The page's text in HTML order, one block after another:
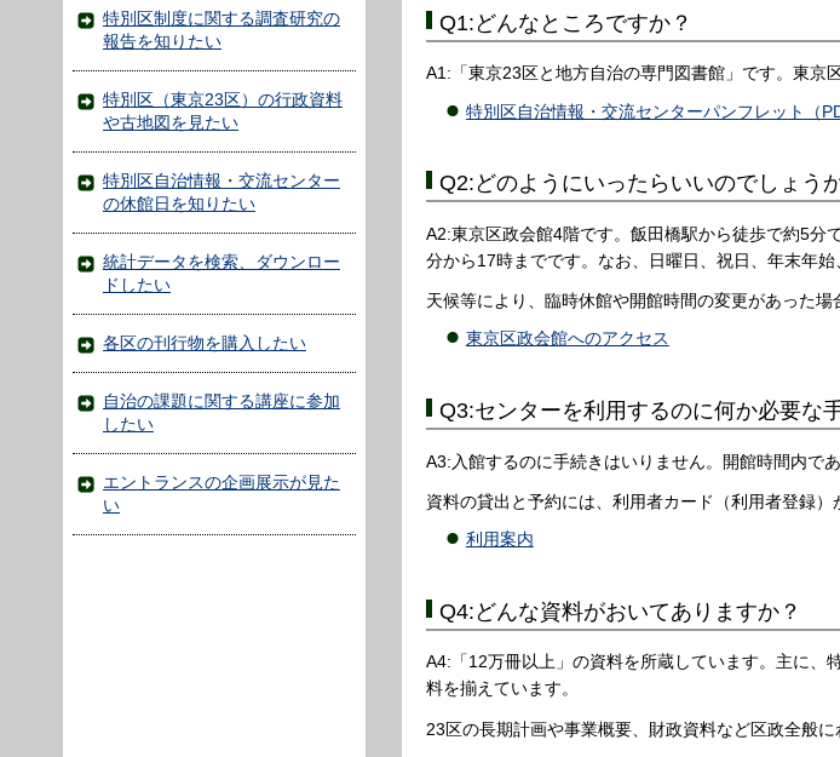
特別区制度に関する調査研究の
報告を知りたい
特別区（東京23区）の行政資料
や古地図を見たい
特別区自治情報・交流センター
の休館日を知りたい
統計データを検索、ダウンロー
ドしたい
各区の刊行物を購入したい
自治の課題に関する講座に参加
したい
エントランスの企画展示が見た
い
Q1:どんなところですか？
A1:「東京23区と地方自治の専門図書館」です。東京
特別区自治情報・交流センターパンフレット（
Q2:どのようにいったらいいのでしょう
A2:東京区政会館4階です。飯田橋駅から徒歩で約5
分から17時までです。なお、日曜日、祝日、年末年始
天候等により、臨時休館や開館時間の変更があった
東京区政会館へのアクセス
Q3:センターを利用するのに何か必要な
A3:入館するのに手続きはいりません。開館時間内で
資料の貸出と予約には、利用者カード（利用者登録）
利用案内
Q4:どんな資料がおいてありますか？
A4:「12万冊以上」の資料を所蔵しています。主に、
料を揃えています。
23区の長期計画や事業概要、財政資料など区政全般